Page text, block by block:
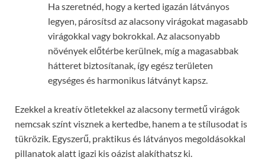
Ha szeretnéd, hogy a kerted igazán látványos
legyen, párosítsd az alacsony virágokat magasabb
virágokkal vagy bokrokkal. Az alacsonyabb
növények előtérbe kerülnek, míg a magasabbak
hátteret biztosítanak, így egész területen
egységes és harmonikus látványt kapsz.
Ezekkel a kreatív ötletekkel az alacsony termetű virágok
nemcsak színt visznek a kertedbe, hanem a te stílusodat is
tükrözik. Egyszerű, praktikus és látványos megoldásokkal
pillanatok alatt igazi kis oázist alakíthatsz ki.